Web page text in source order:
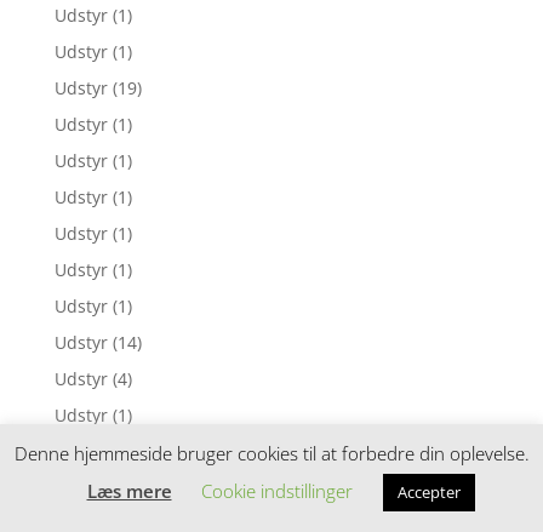
Udstyr (1)
Udstyr (1)
Udstyr (19)
Udstyr (1)
Udstyr (1)
Udstyr (1)
Udstyr (1)
Udstyr (1)
Udstyr (1)
Udstyr (14)
Udstyr (4)
Udstyr (1)
Udstyr (1)
Udstyr (2)
Denne hjemmeside bruger cookies til at forbedre din oplevelse.
Læs mere
Cookie indstillinger Accepter